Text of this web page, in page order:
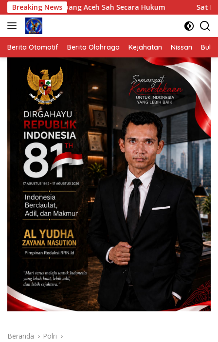
Langsung
ke
konten
Breaking News
Aceh Sah Secara Hukum Sat Binmas Polres
Berita Otomotif Berita Olahraga Kejahatan Nissan
Beranda Polri